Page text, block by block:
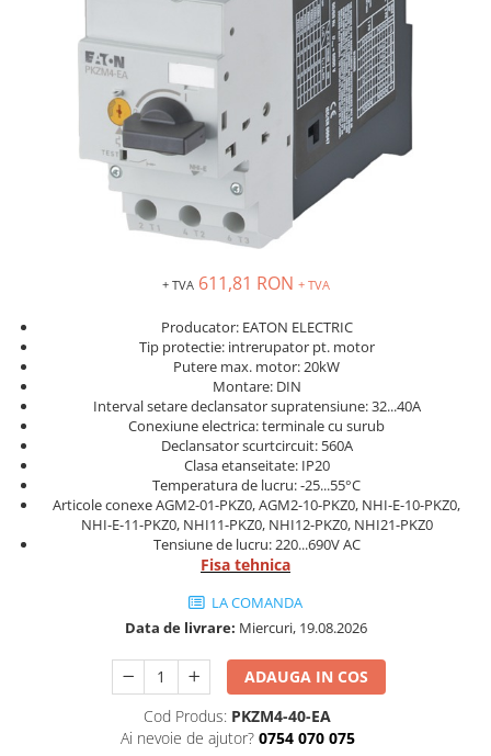
Router si switch-uri industriale
Afisoare digitale
Senzori fotoelectrici
Senzori inductivi
Senzori magnetici-rezistivi
Senzori ultrasonici
Contactoare
Butoane si accesorii
Lampa multi LED
Intrerupatoare de protectie
Direct-On-Line Starters
Relee termice
Cam Switches
Cleme sir
Accesorii cleme
Cleme 10mm
Cleme 2.5mm
Cleme 4mm
Cleme 6mm
+ TVA 611,81 RON + TVA
Producator: EATON ELECTRIC
Tip protectie: intrerupator pt. motor
Putere max. motor: 20kW
Montare: DIN
Interval setare declansator supratensiune: 32...40A
Conexiune electrica: terminale cu surub
Declansator scurtcircuit: 560A
Clasa etanseitate: IP20
Temperatura de lucru: -25...55°C
Articole conexe AGM2-01-PKZ0, AGM2-10-PKZ0, NHI-E-10-PKZ0,
NHI-E-11-PKZ0, NHI11-PKZ0, NHI12-PKZ0, NHI21-PKZ0
Tensiune de lucru: 220...690V AC
Fisa tehnica
LA COMANDA
Data de livrare: Miercuri, 19.08.2026
ADAUGA IN COS
Cod Produs: PKZM4-40-EA
Ai nevoie de ajutor? 0754 070 075